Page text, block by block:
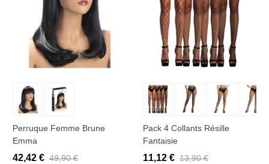
Perruque Femme Brune
Emma
42,42 € 49,90 €
Pack 4 Collants Résille
Fantaisie
11,12 € 13,90 €